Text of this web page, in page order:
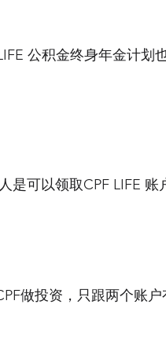
公积金终身年金计划
是可以领取CPF LIFE 账
做投资，只跟两个账